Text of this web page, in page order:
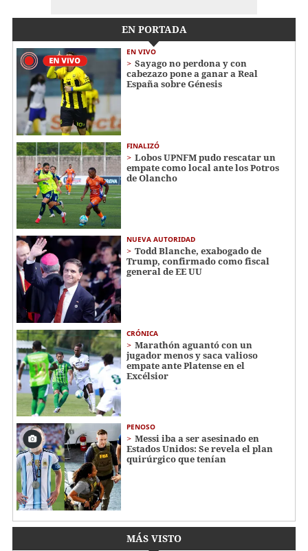
EN PORTADA
EN VIVO
Sayago no perdona y con
cabezazo pone a ganar a Real
España sobre Génesis
FINALIZÓ
Lobos UPNFM pudo rescatar un
empate como local ante los Potros
de Olancho
NUEVA AUTORIDAD
Todd Blanche, exabogado de
Trump, confirmado como fiscal
general de EE UU
CRÓNICA
Marathón aguantó con un
jugador menos y saca valioso
empate ante Platense en el
Excélsior
PENOSO
Messi iba a ser asesinado en
Estados Unidos: Se revela el plan
quirúrgico que tenían
MÁS VISTO